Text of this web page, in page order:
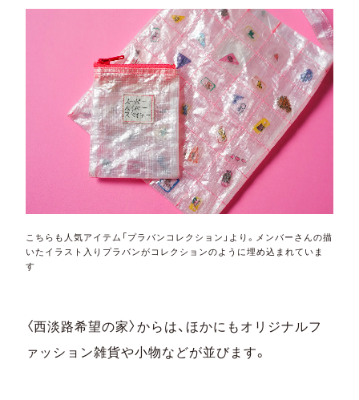
こちらも人気アイテム「プラバンコレクション」より。メンバーさんの描
いたイラスト入りプラバンがコレクションのように埋め込まれていま
す
〈西淡路希望の家〉からは、ほかにもオリジナルフ
ァッション雑貨や小物などが並びます。